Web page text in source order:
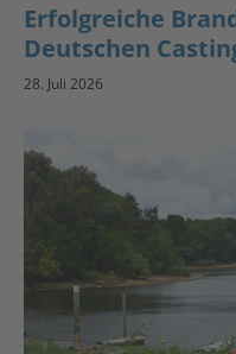
Erfolgreiche
Deutschen
28. Juli 2026